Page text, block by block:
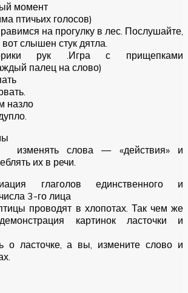
момент
птичьих голосов)
на прогулку в лес. Послушайте,
слышен стук дятла.
рук .Игра с прищепками
палец на слово)
назло
изменять слова — «действия» и
их в речи.
глаголов единственного и
3-го лица
проводят в хлопотах. Так чем же
картинок ласточки и
о ласточке, а вы, измените слово и